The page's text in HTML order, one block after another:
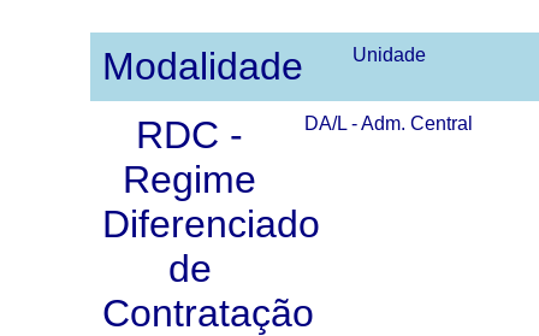
Modalidade Unidade
RDC -
Regime
Diferenciado
de
Contratação
DA/L - Adm. Central